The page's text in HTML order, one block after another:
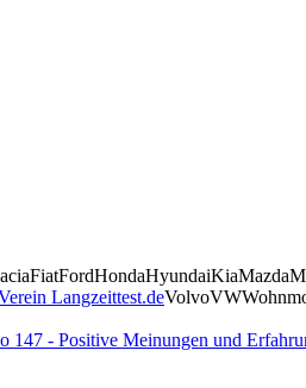
FiatFordHondaHyundaiKiaMazda
Langzeittest.deVolvoVW
147 - Positive Meinungen und